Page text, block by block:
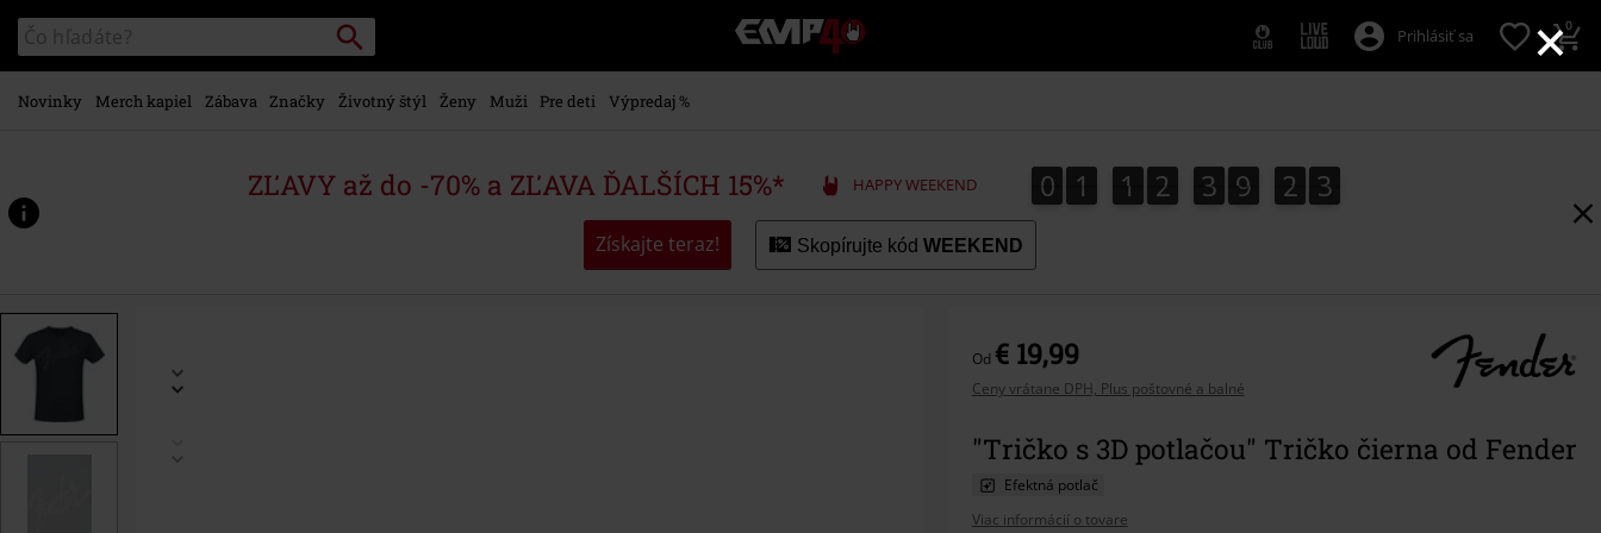
×
na
hlavný
obsah
Katalóg
vyhľadávania
Vyhľadávanie
EMP
-
Hudba,
Merch
hráčov,
Alternatívna
Prihlásiť sa 0
Novinky Merch kapiel Zábava Značky Životný štýl Ženy Muži Pre deti Výpredaj %
ZĽAVY až do -70% a ZĽAVA ĎALŠÍCH 15%* HAPPY WEEKEND 0
0 1
1 1
1 2
2 3
3 9
9 2
2 1
2
1
3
2
Získajte teraz! Skopírujte kód WEEKEND
www.emp-
p/tri%C4%8Dko-
594511.html
Od € 19,99
Ceny vrátane DPH, Plus poštovné a balné
"Tričko s 3D potlačou" Tričko čierna od Fender
Efektná potlač
Viac informácií o tovare